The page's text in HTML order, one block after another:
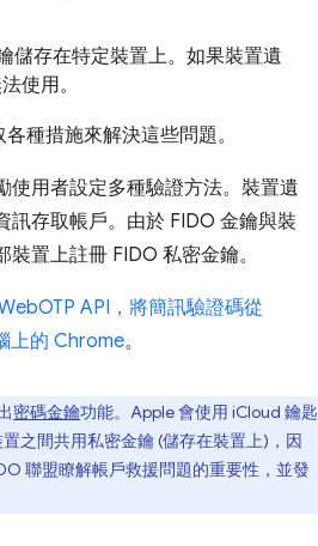
儲存在特定裝置上。如果裝置遺
使用。
種措施來解決這些問題。
使用者設定多種驗證方法。裝置遺
訊存取帳戶。由於 FIDO 金鑰與裝
置上註冊 FIDO 私密金鑰。
API，將簡訊驗證碼從
上的 Chrome。
密碼金鑰功能。Apple 會使用 iCloud 鑰匙
之間共用私密金鑰 (儲存在裝置上)，因
聯盟瞭解帳戶救援問題的重要性，並發